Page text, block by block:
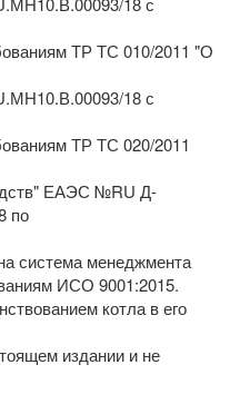
ТР ТС 010/2011 "О
18 с
ТР ТС 020/2011
ЕАЭС №RU Д-
по
система менеджмента
ИСО 9001:2015.
котла в его
издании и не